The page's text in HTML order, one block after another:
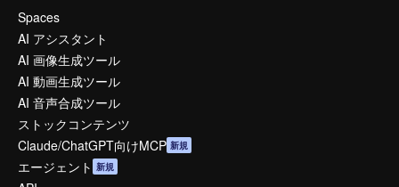
Spaces
AI アシスタント
AI 画像生成ツール
AI 動画生成ツール
AI 音声合成ツール
ストックコンテンツ
Claude/ChatGPT向けMCP 新規
エージェント 新規